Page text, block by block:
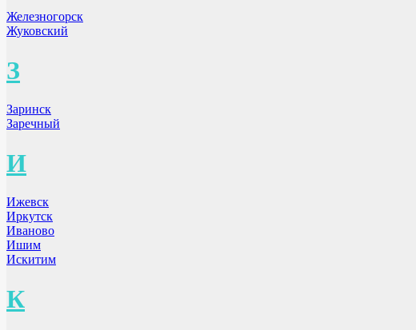
Железногорск
Жуковский
З
Заринск
Заречный
И
Ижевск
Иркутск
Иваново
Ишим
Искитим
К